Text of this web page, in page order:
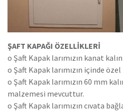
ŞAFT KAPAĞI ÖZELLİKLERİ
o Şaft Kapak larımızın kanat
o Şaft Kapak larımızın içinde
o Şaft Kapak larımızın 60 mm
malzemesi mevcuttur.
o Şaft Kapak larımızın cıvata